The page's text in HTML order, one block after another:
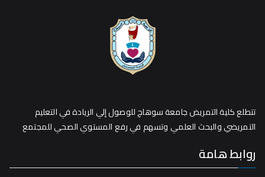
تتطلع كلية التمريض جامعة سوهاج للوصول إلي الريادة في التعليم
التمريضي والبحث العلمي وتسهم في رفع المستوي الصحي للمجتمع
روابط هامة